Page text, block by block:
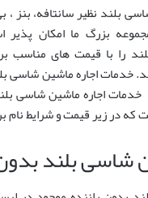
بلند نظیر سانتافه، بنز ،
بزرگ ما امکان
را با قیمت های مناسب
خدمات اجاره ماشین شاسی
خدمات اجاره ماشین شاسی
که در زیر قیمت و شرایط
شاسی بلند